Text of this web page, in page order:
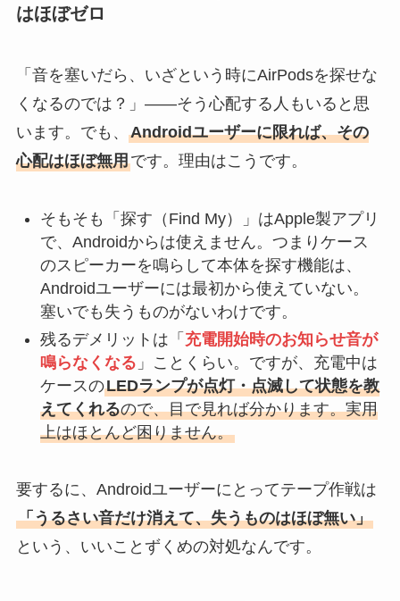
はほぼゼロ
「音を塞いだら、いざという時にAirPodsを探せな
くなるのでは？」——そう心配する人もいると思
います。でも、 Androidユーザーに限れば、その
心配はほぼ無用です。理由はこうです。
そもそも「探す（Find My）」はApple製アプリ
で、Androidからは使えません。つまりケース
のスピーカーを鳴らして本体を探す機能は、
Androidユーザーには最初から使えていない。
塞いでも失うものがないわけです。
残るデメリットは「 充電開始時のお知らせ音が
鳴らなくなる 」ことくらい。ですが、充電中は
ケースのLEDランプが点灯・点滅して状態を教
えてくれるので、目で見れば分かります。実用
上はほとんど困りません。
要するに、Androidユーザーにとってテープ作戦は
「うるさい音だけ消えて、失うものはほぼ無い」
という、いいことずくめの対処なんです。